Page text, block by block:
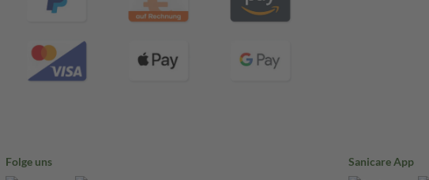
Folge uns Sanicare App